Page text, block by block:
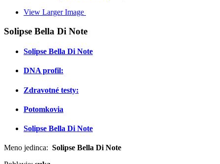
View Larger Image
Solipse Bella Di Note
Solipse Bella Di Note
DNA profil:
Zdravotné testy:
Potomkovia
Solipse Bella Di Note
Meno jedinca: Solipse Bella Di Note